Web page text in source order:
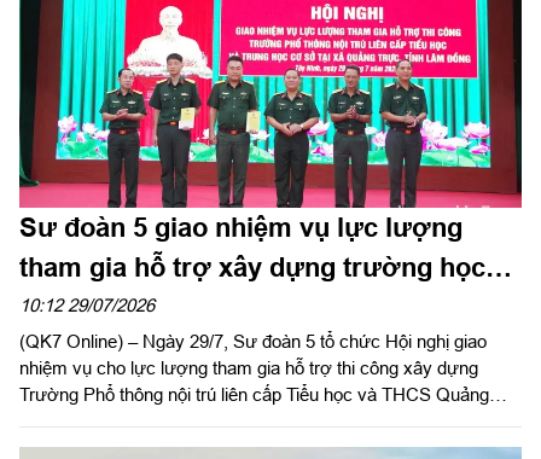
Sư đoàn 5 giao nhiệm vụ lực lượng
tham gia hỗ trợ xây dựng trường học
trên địa bàn tỉnh Lâm Đồng
10:12 29/07/2026
(QK7 Online) – Ngày 29/7, Sư đoàn 5 tổ chức Hội nghị giao
nhiệm vụ cho lực lượng tham gia hỗ trợ thi công xây dựng
Trường Phổ thông nội trú liên cấp Tiểu học và THCS Quảng
trưởng chủ trì hội nghị.